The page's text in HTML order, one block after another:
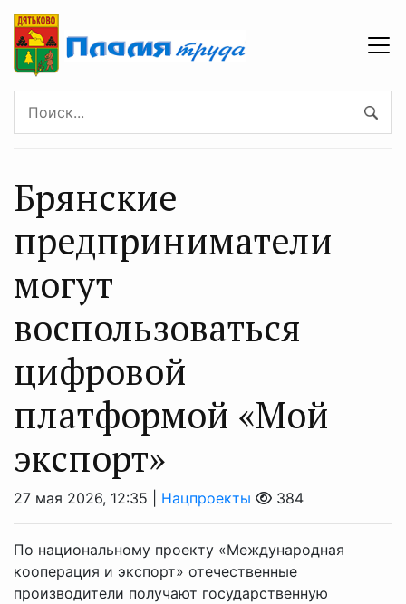
Брянские
предприниматели
могут
воспользоваться
цифрoвoй
платформой «Мой
экспорт»
27 мая 2026, 12:35 | Нацпроекты 384
По национальному проекту «Международная
кооперация и экспорт» отечественные
производители получают государственную